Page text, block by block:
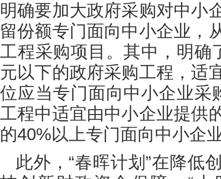
明确要加大政府采购对中小
留份额专门面向中小企业，
工程采购项目。其中，明确
元以下的政府采购工程，适
位应当专门面向中小企业采
工程中适宜由中小企业提供
的40%以上专门面向中小企
此外，“春晖计划”在降低